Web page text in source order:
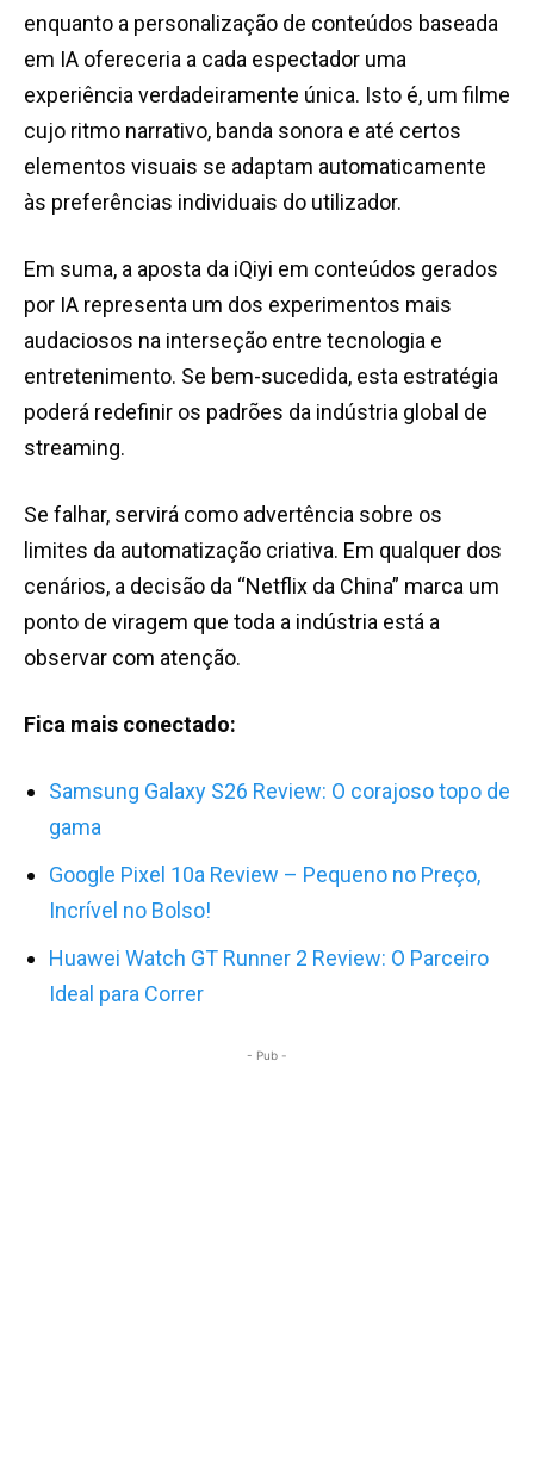
enquanto a personalização de conteúdos baseada
em IA ofereceria a cada espectador uma
experiência verdadeiramente única. Isto é, um filme
cujo ritmo narrativo, banda sonora e até certos
elementos visuais se adaptam automaticamente
às preferências individuais do utilizador.
Em suma, a aposta da iQiyi em conteúdos gerados
por IA representa um dos experimentos mais
audaciosos na interseção entre tecnologia e
entretenimento. Se bem-sucedida, esta estratégia
poderá redefinir os padrões da indústria global de
streaming.
Se falhar, servirá como advertência sobre os
limites da automatização criativa. Em qualquer dos
cenários, a decisão da “Netflix da China” marca um
ponto de viragem que toda a indústria está a
observar com atenção.
Fica mais conectado:
Samsung Galaxy S26 Review: O corajoso topo de
gama
Google Pixel 10a Review – Pequeno no Preço,
Incrível no Bolso!
Huawei Watch GT Runner 2 Review: O Parceiro
Ideal para Correr
- Pub -